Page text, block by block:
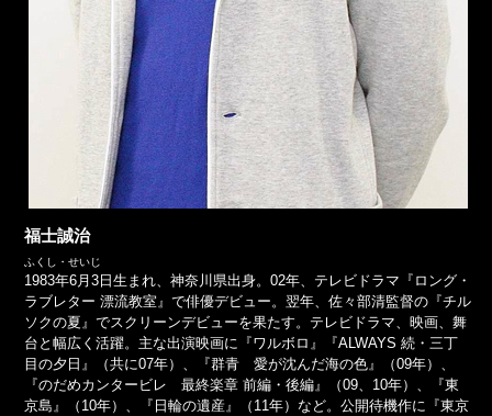
福士誠治
ふくし・せいじ
1983年6月3日生まれ、神奈川県出身。02年、テレビドラマ『ロング・
ラブレター 漂流教室』で俳優デビュー。翌年、佐々部清監督の『チル
ソクの夏』でスクリーンデビューを果たす。テレビドラマ、映画、舞
台と幅広く活躍。主な出演映画に『ワルボロ』『ALWAYS 続・三丁
目の夕日』（共に07年）、『群青 愛が沈んだ海の色』（09年）、
『のだめカンタービレ 最終楽章 前編・後編』（09、10年）、『東
京島』（10年）、『日輪の遺産』（11年）など。公開待機作に『東京